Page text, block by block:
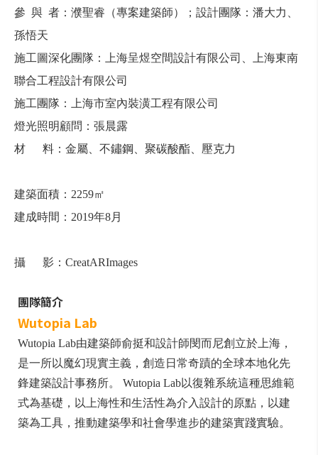
參 與 者： 濮聖睿（專案建築師） ； 設計團隊： 潘大力
孫悟天
施工 圖深化團隊： 上海呈煜空間設計有限公司 上海東南
聯合工程設計有限公司
施工 團隊： 上海市室內裝潢工程有限公司
燈光照明顧問： 張晨露
材
料： 金屬、 不鏽鋼、 聚碳酸酯、壓克力
建築面積： 2259㎡
建成時間： 2019年8月
攝 影： CreatARImages
團隊簡介
Wutopia Lab
Wutopia Lab由建築師俞挺和設計師閔而尼創立於上海，
是一所以魔幻現實主義，創造日常奇蹟的全球本地化先
鋒建築設計事務所。 Wutopia Lab以復雜系統這種思維範
式為基礎，以上海性和生活性為介入設計的原點，以建
築為工具，推動建築學和社會學進步的建築實踐實驗。